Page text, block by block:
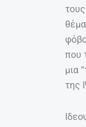
που
μια
της